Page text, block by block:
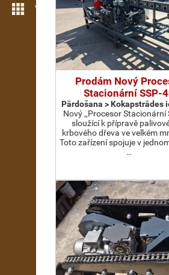
Vairāk iezīmju
Prodám Nový
Stacionární SSP-
Pārdošana > Kokapstrādes
Nový ,,Procesor Stacionární
sloužící k přípravě
krbového dřeva ve velkém
Toto zařízení spojuje v
…